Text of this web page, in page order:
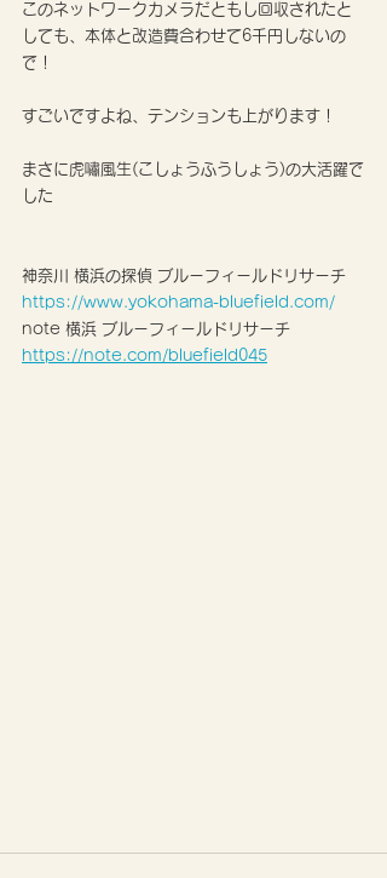
このネットワークカメラだともし回収されたと
しても、本体と改造費合わせて6千円しないの
で！
すごいですよね、テンションも上がります！
まさに虎嘯風生(こしょうふうしょう)の大活躍で
した
神奈川 横浜の探偵 ブルーフィールドリサーチ
https://www.yokohama-bluefield.com/
note 横浜 ブルーフィールドリサーチ
https://note.com/bluefield045